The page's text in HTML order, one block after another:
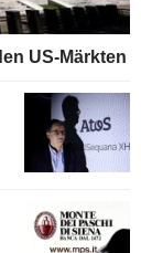
US-Märkten